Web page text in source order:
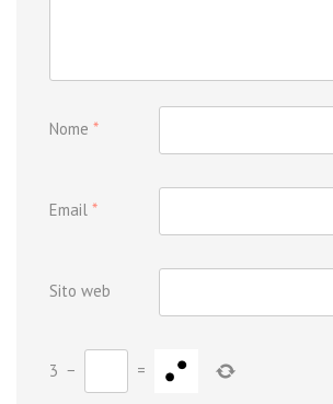
Nome *
Email *
Sito web
3 − =